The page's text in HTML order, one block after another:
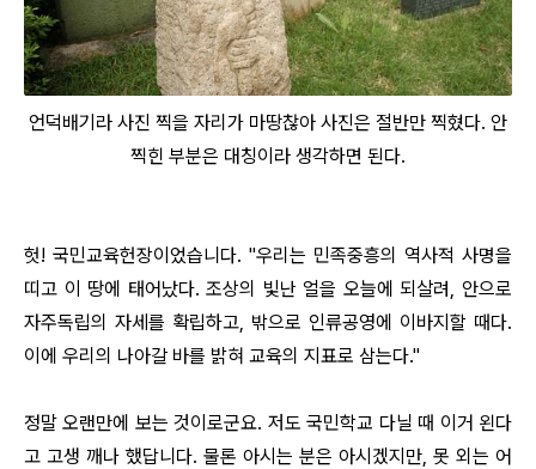
언덕배기라 사진 찍을 자리가 마땅찮아 사진은 절반만 찍혔다. 안
찍힌 부분은 대칭이라 생각하면 된다.
헛! 국민교육헌장이었습니다. "우리는 민족중흥의 역사적 사명을
띠고 이 땅에 태어났다. 조상의 빛난 얼을 오늘에 되살려, 안으로
자주독립의 자세를 확립하고, 밖으로 인류공영에 이바지할 때다.
이에 우리의 나아갈 바를 밝혀 교육의 지표로 삼는다."
정말 오랜만에 보는 것이로군요. 저도 국민학교 다닐 때 이거 왼다
고 고생 깨나 했답니다. 물론 아시는 분은 아시겠지만, 못 외는 어